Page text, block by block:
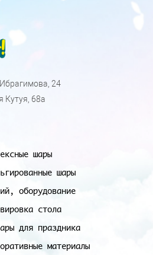
шары
шары
оборудование
стола
для праздника
материалы
24
Кутуя, 68а